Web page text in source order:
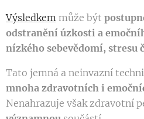
Výsledkem může být
odstranění úzkosti a
nízkého sebevědomí, stresu
Tato jemná a neinvazní
mnoha zdravotních i
Nenahrazuje však zdravotní